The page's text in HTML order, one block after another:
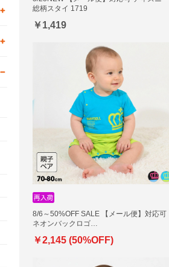
総柄スタイ 1719
￥1,419
8/6～50%OFF SALE 【メール便】対応可
ネオンバックロゴ…
￥2,145 (50%OFF)